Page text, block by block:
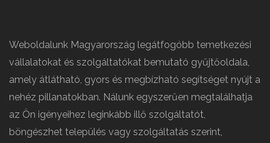
Weboldalunk Magyarország legátfogóbb temetkezési
vállalatokat és szolgáltatókat bemutató gyűjtőoldala,
amely átlátható, gyors és megbízható segítséget nyújt a
nehéz pillanatokban. Nálunk egyszerűen megtalálhatja
az Ön igényeihez leginkább illő szolgáltatót,
böngészhet település vagy szolgáltatás szerint,